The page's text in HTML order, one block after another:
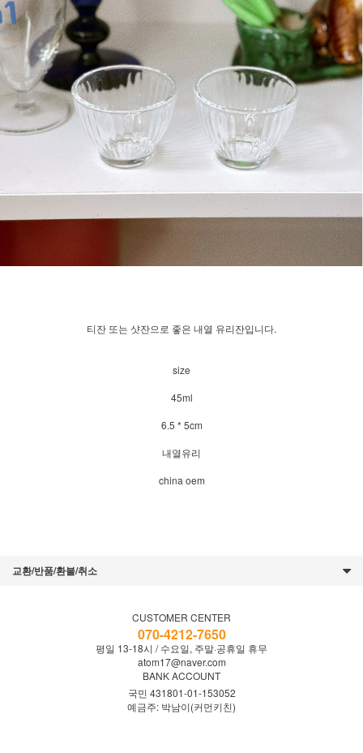
티잔 또는 샷잔으로 좋은 내열 유리잔입니다.
size
45ml
6.5 * 5cm
내열유리
china oem
교환/반품/환불/취소
CUSTOMER CENTER
070-4212-7650
평일 13-18시 / 수요일, 주말·공휴일 휴무
atom17@naver.com
BANK ACCOUNT
국민 431801-01-153052
예금주: 박남이(커먼키친)